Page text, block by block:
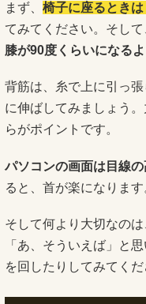
まず、 椅子に座るとき
てみてください。そし
膝が90度くらいになる
背筋は、糸で上に引っ
に伸ばしてみましょう。
らがポイントです。
パソコンの画面は目線の
ると、首が楽になります
そして何より大切なのは
「あ、そういえば」と
を回したりしてみてくだ